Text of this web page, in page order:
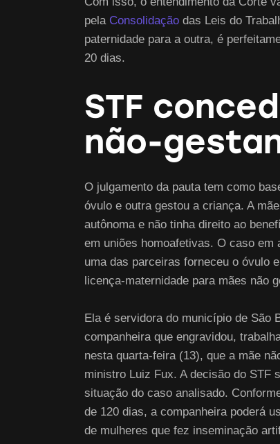
pela Consolidação das Leis do
paternidade para a outra, é
20 dias.
STF
não-
O julgamento da pauta tem como
óvulo e outra gestou a criança. A
autônoma e não tinha direito ao
em uniões homoafetivas. O caso
uma das parceiras forneceu o óvulo
licença-maternidade para mães não
Ela é servidora do município de São
companheira que engravidou,
nesta quarta-feira (13), que a mãe
ministro Luiz Fux. ​A decisão do STF
situação do caso analisado.
de 120 dias, a companheira poderá
de mulheres que fez inseminação